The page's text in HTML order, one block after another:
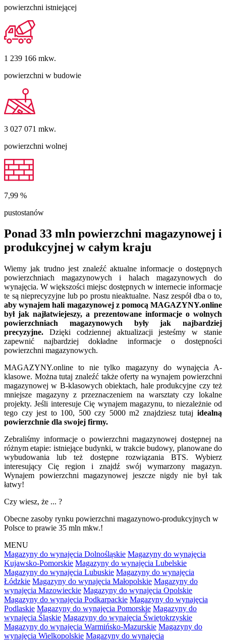
powierzchni istniejącej
1 239 166 mkw.
powierzchni w budowie
3 027 071 mkw.
powierzchni wolnej
7,99 %
pustostanów
Ponad 33 mln powierzchni magazynowej i
produkcyjnej w całym kraju
Wiemy jak trudno jest znaleźć aktualne informacje o dostępnych
powierzchniach magazynowych i halach magazynowych do
wynajęcia. W większości miejsc dostępnych w internecie informacje
te są nieprecyzyjne lub po prostu nieaktualne. Nasz zespół dba o to,
aby wynajem hali magazynowej z pomocą MAGAZYNY.online
był jak najłatwiejeszy, a prezentowane informacje o wolnych
powierzchniach magazynowych były jak najbardziej
precyzyjne. Dzięki codziennej aktualizacji jesteśmy w stanie
zapewnić najbardziej dokładne informacje o dostępności
powierzchni magazynowych.
MAGAZYNY.online to nie tylko magazyny do wynajęcia A-
klasowe. Można tutaj znaleźć także oferty na wynajem powierzchni
magazynowej w B-klasowych obiektach, hale produkcyjne czy też
mniejsze magazyny z przeznaczeniem na warsztaty czy lokalne
projekty. Jeśli interesuje Cię wynajem magazynu, to niezależnie od
tego czy jest to 100, 500 czy 5000 m2 znajdziesz tutaj idealną
powierzchnie dla swojej firmy.
Zebraliśmy informacje o powierzchni magazynowej dostępnej na
różnym etapie: istniejące budynki, w trakcie budowy, planowane do
wybudowania lub też dostępne rozwiązania BTS. Wybierz
interesujący Cię region i znajdź swój wymarzony magazyn.
Wynajem powierzchni magazynowej jeszcze nigdy nie był tak
łatwy!
Czy wiesz, że ... ?
Obecne zasoby rynku powierzchni magazynowo-produkcyjnych w
Polsce to prawie 35 mln mkw.!
MENU
Magazyny do wynajęcia Dolnośląskie Magazyny do wynajęcia
Kujawsko-Pomorskie Magazyny do wynajęcia Lubelskie
Magazyny do wynajęcia Lubuskie Magazyny do wynajęcia
Łódzkie Magazyny do wynajęcia Małopolskie Magazyny do
wynajęcia Mazowieckie Magazyny do wynajęcia Opolskie
Magazyny do wynajęcia Podkarpackie Magazyny do wynajęcia
Podlaskie Magazyny do wynajęcia Pomorskie Magazyny do
wynajęcia Śląskie Magazyny do wynajęcia Świętokrzyskie
Magazyny do wynajęcia Warmińsko-Mazurskie Magazyny do
wynajęcia Wielkopolskie Magazyny do wynajęcia